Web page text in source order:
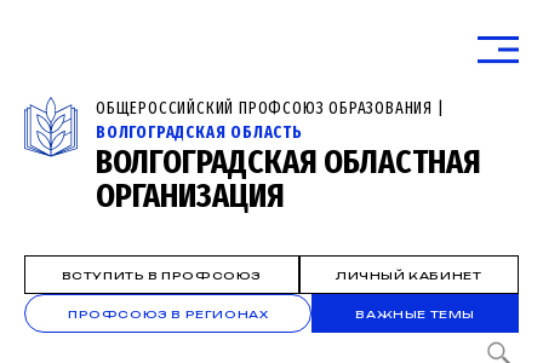
ОБЩЕРОССИЙСКИЙ ПРОФСОЮЗ ОБРАЗОВАНИЯ |
ВОЛГОГРАДСКАЯ ОБЛАСТЬ
ВОЛГОГРАДСКАЯ ОБЛАСТНАЯ
ОРГАНИЗАЦИЯ
ВСТУПИТЬ В ПРОФСОЮЗ ЛИЧНЫЙ КАБИНЕТ
ПРОФСОЮЗ В РЕГИОНАХ ВАЖНЫЕ ТЕМЫ